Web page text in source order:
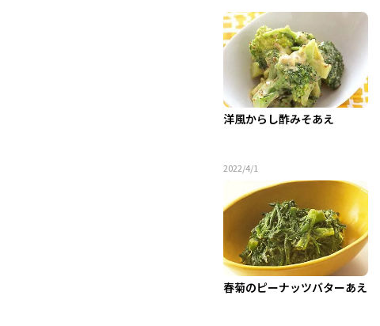
洋風からし酢みそあえ
2022/4/1
春菊のピーナッツバターあえ